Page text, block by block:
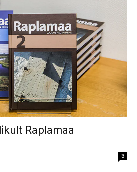
Raplamaa
3